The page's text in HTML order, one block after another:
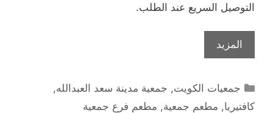
التوصيل السريع عند الطلب.
المزيد
التصنيفات
جمعيات الكويت, جمعية مدينة سعد العبدالله,
كافتيريا, مطعم جمعية, مطعم فرع جمعية